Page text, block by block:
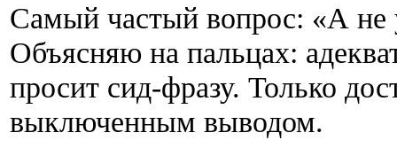
Самый частый вопрос: «А не
Объясняю на пальцах:
просит сид-фразу. Только
выключенным выводом.